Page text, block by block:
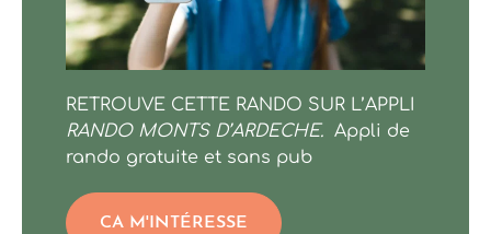
RETROUVE CETTE RANDO SUR L’APPLI
RANDO MONTS D’ARDECHE. Appli de
rando gratuite et sans pub
CA M'INTÉRESSE